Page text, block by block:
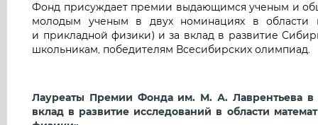
Фонд присуждает премии выдающимся ученым и
молодым ученым в двух номинациях в области
и прикладной физики) и за вклад в развитие
школьникам, победителям Всесибирских олимпиад.
Лауреаты Премии Фонда им. М. А. Лаврентьева
вклад в развитие исследований в области